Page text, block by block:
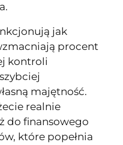
jak
procent
kontroli
majętność.
realnie
do finansowego
które popełnia